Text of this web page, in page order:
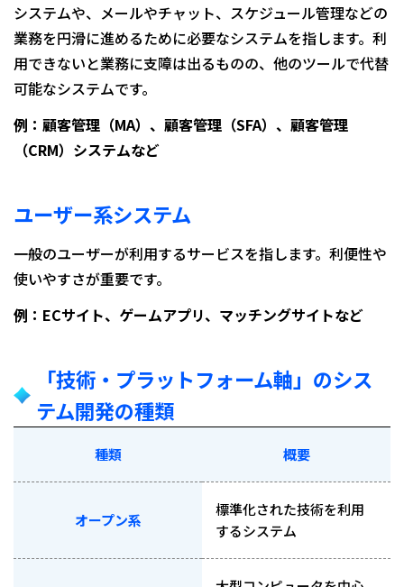
システムや、メールやチャット、スケジュール管理などの
業務を円滑に進めるために必要なシステムを指します。利
用できないと業務に支障は出るものの、他のツールで代替
可能なシステムです。
例：顧客管理（MA）、顧客管理（SFA）、顧客管理
（CRM）システムなど
ユーザー系システム
一般のユーザーが利用するサービスを指します。利便性や
使いやすさが重要です。
例：ECサイト、ゲームアプリ、マッチングサイトなど
「技術・プラットフォーム軸」のシス
テム開発の種類
種類 概要
オープン系
標準化された技術を利用
するシステム